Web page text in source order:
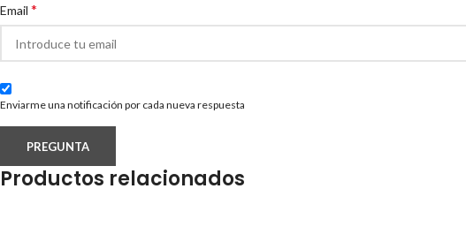
Email *
Enviarme una notificación por cada nueva respuesta
Productos relacionados